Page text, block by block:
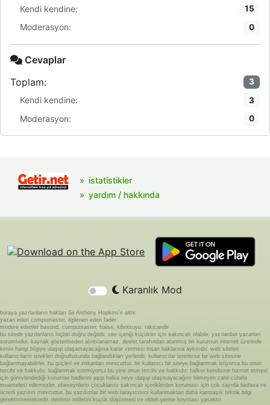
Kendi kendine: 15
Moderasyon: 0
Cevaplar
Toplam:
3
Kendi kendine: 3
Moderasyon: 0
istatistikler
yardım / hakkında
Karanlık Mod
buraya yazılanların hakları Sir Anthony Hopkins'e aittir.
yazan eden compumaster, ilgilenen eden fader
modere edenler basond, compumaster, fraise, kibritsuyu, rakicandir
bu sitede yazılanların hiçbiri doğru değildir. site içeriği küçükler için sakıncalı olabilir. yazılardan yazarları
sorumludur. kaynak göstermeden alıntılanamaz. devlet tarafından atanmış bir kurumun internet üzerinde
kimin hangi bilgiye ulaşıp ulaşamayacağına karar vermesi insan haklarına aykırıdır. web siteleri
kullanıcıların istekleri doğrultusunda bağlandıkları yerlerdir. kullanıcılar isterlerse bir web sitesine
bağlanmayabilirler. bu güçleri ve imkanları mevcuttur. bir kullanıcı bir siteye bağlanmak istiyorsa bu onun
tercihi ve hakkıdır. bağlanmak istemiyorsa bu yine onun tercihi ve hakkıdır. halkın kendisine hizmet etmesi
için görevlendirdiği kurumlar hadlerini aşıp halka neye ulaşıp ulaşmayacağını bilmeyen cahil cühela
muamelesi edemezler. ebeveynlerin çocuklarını sakıncalı içeriklerden koruması için çok sayıda bedava ve
ücretli yazılım mevcuttur. bu yazılımlar bir web tarayıcısını kullanmaktan daha karmaşık teknik bilgi
gerektirmemektedir. devletin milletini küçük düşürmesi ve ebleh yerine koyması yasaktır.